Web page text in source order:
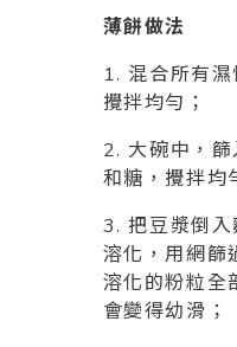
薄餅做法
1. 混合所有濕
攪拌均勻；
2. 大碗中，
和糖，攪拌均
3. 把豆漿倒
溶化，用網篩
溶化的粉粒全
會變得幼滑；